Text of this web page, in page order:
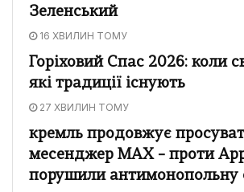
Зеленський
16 ХВИЛИН ТОМУ
Горіховий Спас 2026: коли
які традиції існують
27 ХВИЛИН ТОМУ
кремль продовжує
месенджер MAX – проти
порушили антимонопольну